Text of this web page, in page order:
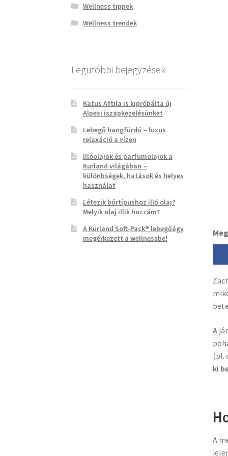
A
(pl.
ki
A
Wellness tippek
Wellness trendek
Legutóbbi bejegyzések
Katus Attila is kipróbálta új
Alpesi iszapkezelésünket
Lebegő hangfürdő – luxus
relaxáció a vízen
Illóolajok és parfümolajok a
Kurland világában –
különbségek, hatások és helyes
használat
Létezik bőrtípushoz illő olaj?
Melyik olaj illik hozzám?
A Kurland Soft-Pack® lebegőágy
megérkezett a wellnessbe!